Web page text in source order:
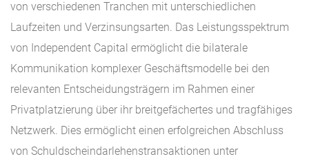
von verschiedenen Tranchen mit unterschiedlichen
Laufzeiten und Verzinsungsarten. Das Leistungsspektrum
von Independent Capital ermöglicht die bilaterale
Kommunikation komplexer Geschäftsmodelle bei den
relevanten Entscheidungsträgern im Rahmen einer
Privatplatzierung über ihr breitgefächertes und tragfähiges
Netzwerk. Dies ermöglicht einen erfolgreichen Abschluss
von Schuldscheindarlehenstransaktionen unter